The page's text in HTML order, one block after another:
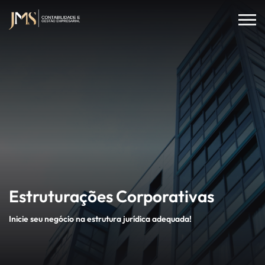
Estruturações Corporativas
Inicie seu negócio na estrutura jurídica adequada!